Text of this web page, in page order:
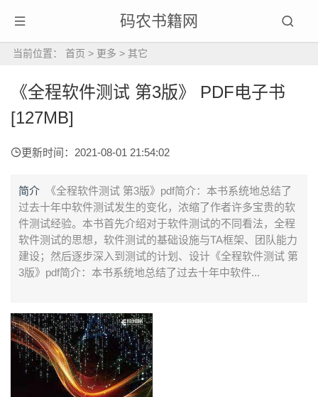
码农书籍网
当前位置： 首页 > 更多 > 其它
《全程软件测试 第3版》 PDF电子书
[127MB]
更新时间：2021-08-01 21:54:02
简介
《全程软件测试 第3版》pdf简介：本书系统地总结了
过去十年中软件测试发生的变化，浓缩了作者许多宝贵的软
件测试经验。本书首先介绍对于软件测试的不同看法，全程
软件测试的思想，软件测试的基础设施与TA框架、团队能力
建设；然后逐步深入到测试的计划、设计《全程软件测试 第
3版》pdf简介：本书系统地总结了过去十年中软件...